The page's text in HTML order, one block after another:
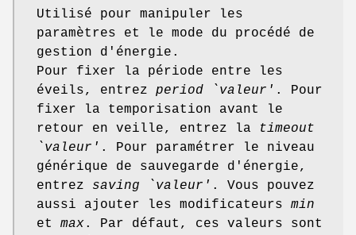
Utilisé pour manipuler les
paramètres et le mode du procédé de
gestion d'énergie.
Pour fixer la période entre les
éveils, entrez period `valeur' . Pour
fixer la temporisation avant le
retour en veille, entrez la
timeout
`valeur' . Pour paramétrer le niveau
générique de sauvegarde d'énergie,
entrez saving `valeur' . Vous pouvez
aussi ajouter les modificateurs min
et max. Par défaut, ces valeurs sont